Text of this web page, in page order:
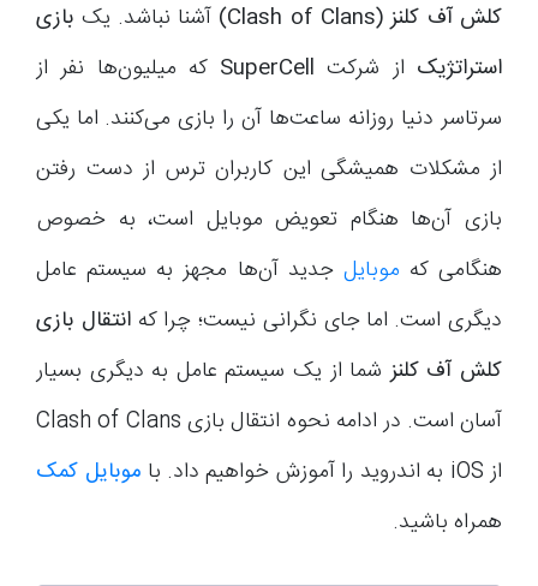
کلش آف کلنز (Clash of Clans)
آشنا نباشد. یک بازی
استراتژیک از شرکت SuperCell که میلیون‌ها نفر از
سرتاسر دنیا روزانه ساعت‌ها آن را بازی می‌کنند. اما یکی
از مشکلات همیشگی این کاربران ترس از دست رفتن
بازی آن‌ها هنگام تعویض موبایل است، به خصوص
هنگامی که موبایل جدید آن‌ها مجهز به سیستم عامل
دیگری است. اما جای نگرانی نیست؛ چرا کهانتقال بازی
کلش آف کلنز شما از یک سیستم عامل به دیگری بسیار
آسان است. در ادامه نحوه انتقال بازی Clash of Clans
از iOS به اندروید را آموزش خواهیم داد. با
موبایل کمک
همراه باشید.